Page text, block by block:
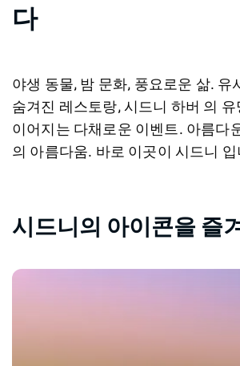
다
야생 동물, 밤 문화, 풍요로운 삶. 유
숨겨진 레스토랑, 시드니 하버 의 유
이어지는 다채로운 이벤트. 아름다
의 아름다움. 바로 이곳이 시드니 입
시드니의 아이콘을 즐